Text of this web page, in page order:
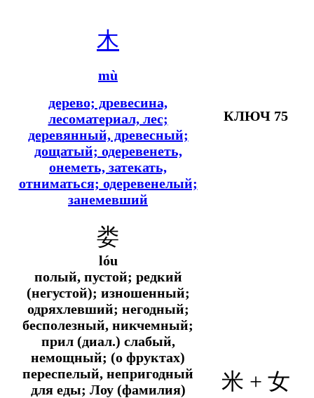
木
mù
дерево; древесина,
лесоматериал, лес;
деревянный, древесный;
дощатый; одеревенеть,
онеметь, затекать,
отниматься; одеревенелый;
занемевший
КЛЮЧ 75
娄
lóu
полый, пустой; редкий
(негустой); изношенный;
одряхлевший; негодный;
бесполезный, никчемный;
прил (диал.) слабый,
немощный; (о фруктах)
переспелый, непригодный
для еды; Лоу (фамилия)
米 + 女